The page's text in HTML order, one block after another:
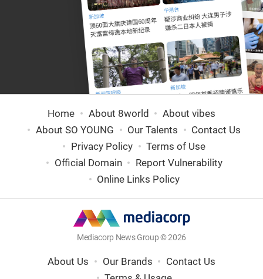
Home About 8world
About vibes
About SO YOUNG
Our Talents
Contact Us
Privacy Policy
Terms of Use
Official Domain
Report Vulnerability
Online Links Policy
Mediacorp News Group © 2026
About Us Our Brands
Contact Us